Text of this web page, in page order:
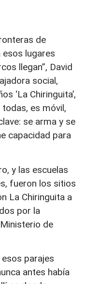
de
esos lugares
llegan”, David
social,
‘La Chiringuita’,
es móvil,
se arma y se
capacidad para
y las escuelas
fueron los sitios
La Chiringuita a
por la
de
parajes
antes había